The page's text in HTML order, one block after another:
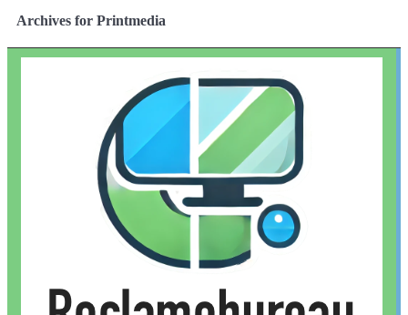
Archives for Printmedia